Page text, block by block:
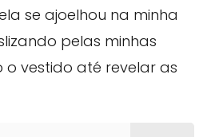
se ajoelhou na minha
pelas minhas
o vestido até revelar as